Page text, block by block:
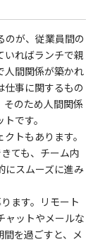
のが、従業員間の
いればランチで親
人間関係が築かれ
仕事に関するもの
そのため人間関係
です。
トもあります。
ても、チーム内
にスムーズに進み
ます。リモート
ャットやメールな
を過ごすと、メ